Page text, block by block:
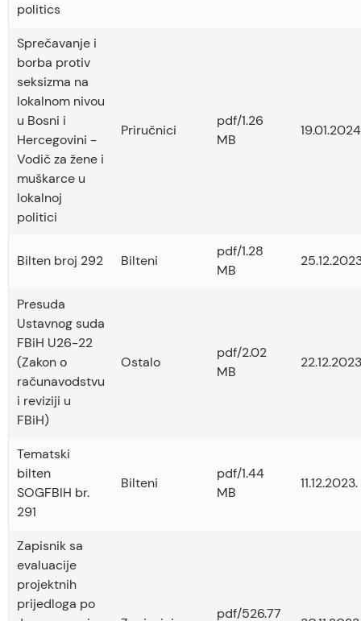
politics
Sprečavanje i
borba protiv
seksizma na
lokalnom nivou
u Bosni i
Hercegovini -
Vodič za žene i
muškarce u
lokalnoj
politici
Priručnici
pdf/1.26
MB
Bilten broj 292 Bilteni
pdf/1.28
MB
Presuda
Ustavnog suda
FBiH U26-22
(Zakon o
računavodstvu
i reviziji u
FBiH)
Ostalo
pdf/2.02
MB
Tematski
bilten
SOGFBIH br.
291
Bilteni
pdf/1.44
MB
11.12.2023.
Zapisnik sa
evaluacije
projektnih
prijedloga po
pdf/526.77